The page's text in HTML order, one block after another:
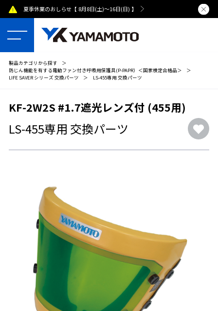
夏季休業のおしらせ【 8月8日(土)～16日(日) 】 熊本県で
製品カテゴリから探す
＞
防じん機能を有する電動ファン付き呼吸用保護具(P-PAPR）＜国家検定合格品＞
＞
LIFE SAVER シリーズ 交換パーツ
＞ LS-455専用 交換パーツ
KF-2W2S #1.7遮光レンズ付 (455用)
LS-455専用 交換パーツ